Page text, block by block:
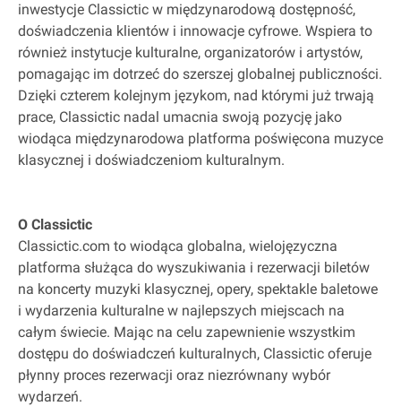
inwestycje Classictic w międzynarodową dostępność,
doświadczenia klientów i innowacje cyfrowe. Wspiera to
również instytucje kulturalne, organizatorów i artystów,
pomagając im dotrzeć do szerszej globalnej publiczności.
Dzięki czterem kolejnym językom, nad którymi już trwają
prace, Classictic nadal umacnia swoją pozycję jako
wiodąca międzynarodowa platforma poświęcona muzyce
klasycznej i doświadczeniom kulturalnym.
O Classictic
Classictic.com to wiodąca globalna, wielojęzyczna
platforma służąca do wyszukiwania i rezerwacji biletów
na koncerty muzyki klasycznej, opery, spektakle baletowe
i wydarzenia kulturalne w najlepszych miejscach na
całym świecie. Mając na celu zapewnienie wszystkim
dostępu do doświadczeń kulturalnych, Classictic oferuje
płynny proces rezerwacji oraz niezrównany wybór
wydarzeń.